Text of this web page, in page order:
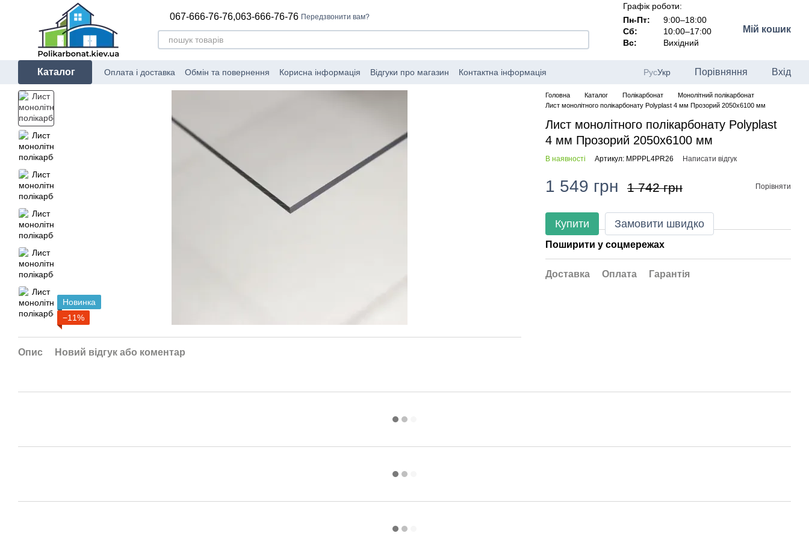
Перейти до основного контенту
067-666-76-76,063-666-76-76 Передзвонити вам?
Графік роботи:
Пн-Пт:
9:00–18:00
Сб:
10:00–17:00
Вс:
Вихідний
Мій кошик
Каталог Оплата і доставка Обмін та повернення Корисна інформація Відгуки про магазин Контактна інформація РусУкр Порівняння Вхід
Новинка
−11%
Опис Новий відгук або коментар
Головна Каталог Полікарбонат
Монолітний полікарбонат
Лист монолітного полікарбонату Polyplast 4 мм Прозорий 2050x6100 мм
Лист монолітного полікарбонату Polyplast
4 мм Прозорий 2050x6100 мм
В наявності Артикул: MPPPL4PR26 Написати відгук
1 549 грн 1 742 грн Порівняти
Купити Замовити швидко
Поширити у соцмережах
Доставка Оплата Гарантія